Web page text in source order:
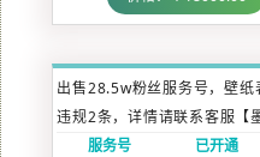
出售28.5w粉丝服务号，壁纸
违规2条，详情请联系客服【
服务号
已开通